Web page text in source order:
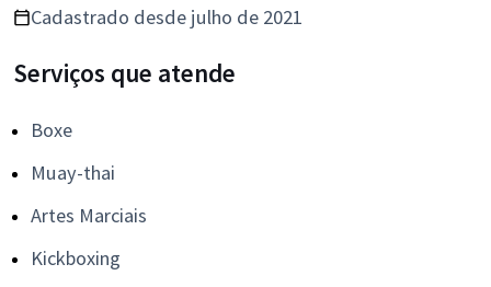
Cadastrado desde julho de 2021
Serviços que atende
Boxe
Muay-thai
Artes Marciais
Kickboxing